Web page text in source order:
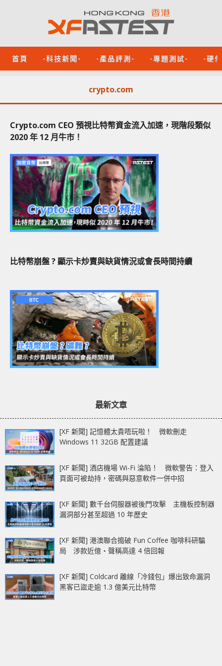
首頁 -科技新聞- -產品評測- -專題測試- -硬
crypto.com
Crypto.com CEO 預視比特幣資金流入加速，現階段類似
2020 年 12 月牛市！
比特幣崩盤 ? 顯示卡炒賣與缺貨情況或會長時間持續
最新文章
[XF 新聞] 記憶體太貴唔玩啦！ 微軟刪走
Windows 11 32GB 配置建議
[XF 新聞] 酒店機場 Wi-Fi 淪陷！ 微軟警告：登入
頁面可被劫持，密碼與惡意軟件一併中招
[XF 新聞] 數千台伺服器被後門攻擊 主機板控制器
漏洞部分甚至超過 10 年歷史
[XF 新聞] 港澳聯合搗破 Fun Coffee 咖啡科研騙
局 涉款近億‧聲稱高達 4 倍回報
[XF 新聞] Coldcard 離線「冷錢包」爆出致命漏洞
黑客已盜走逾 1.3 億美元比特幣